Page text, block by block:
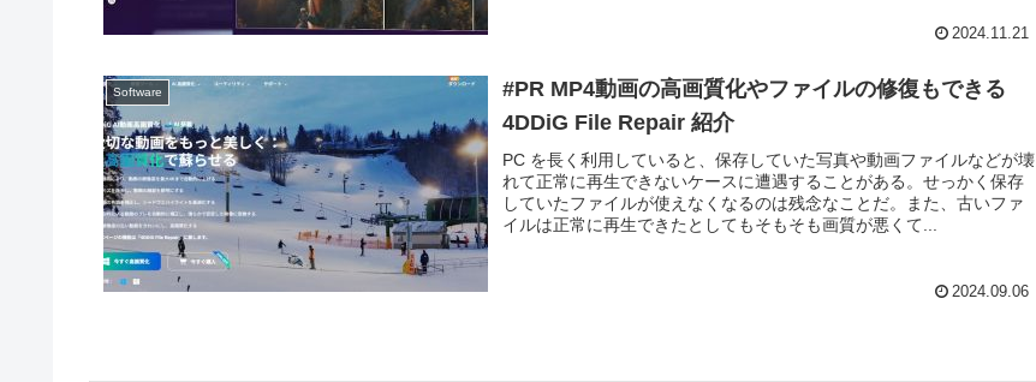
2024.11.21
Software
#PR MP4動画の高画質化やファイルの修復もできる
4DDiG File Repair 紹介
PC を長く利用していると、保存していた写真や動画ファイルなどが壊
れて正常に再生できないケースに遭遇することがある。せっかく保存
していたファイルが使えなくなるのは残念なことだ。また、古いファ
イルは正常に再生できたとしてもそもそも画質が悪くて...
2024.09.06